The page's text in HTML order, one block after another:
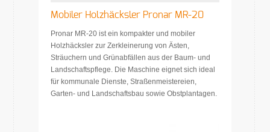
Mobiler Holzhäcksler Pronar MR-20
Pronar MR-20 ist ein kompakter und mobiler
Holzhäcksler zur Zerkleinerung von Ästen,
Sträuchern und Grünabfällen aus der Baum- und
Landschaftspflege. Die Maschine eignet sich ideal
für kommunale Dienste, Straßenmeistereien,
Garten- und Landschaftsbau sowie Obstplantagen.